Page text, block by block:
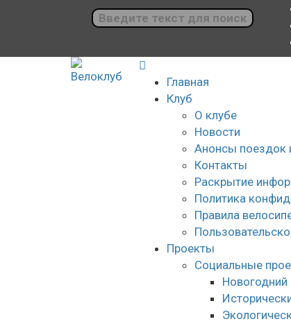
Главная
Клуб
О клубе
Новости
Анонсы поездок
Контакты
Раскрытие
Политика
Правила
Проекты
Социальные